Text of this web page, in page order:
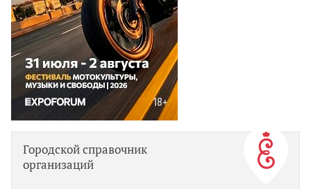
Городской справочник
организаций